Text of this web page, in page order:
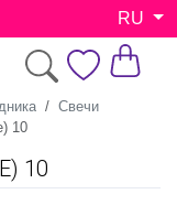
RU
Свечи
10
10